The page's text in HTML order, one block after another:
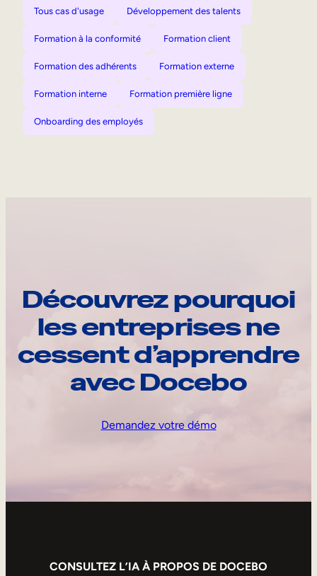
Tous cas d'usage Développement des talents
Formation à la conformité Formation client
Formation des adhérents Formation externe
Formation interne Formation première ligne
Onboarding des employés
Découvrez pourquoi
les entreprises ne
cessent d’apprendre
avec Docebo
Demandez votre démo
CONSULTEZ L’IA À PROPOS DE DOCEBO